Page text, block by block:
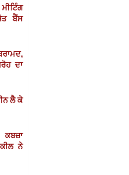
ਬੈਂਸ
ਦਾ
ਲੈ ਕੇ
ਨੇ